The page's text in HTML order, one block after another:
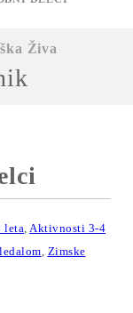
Živa
leta, Aktivnosti 3-4
, Zimske